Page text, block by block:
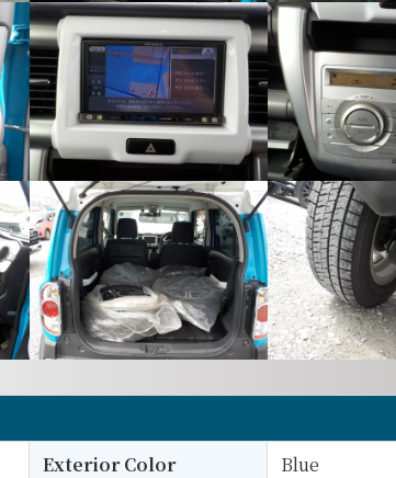
Exterior Color
Blue